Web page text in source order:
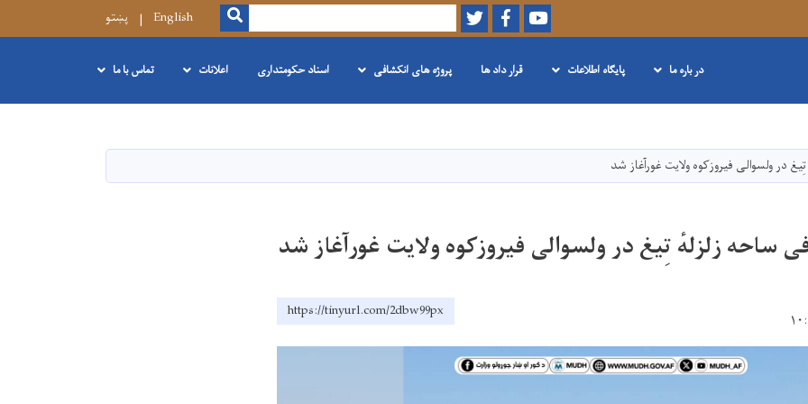
content
Youtube
Facebook
Twitter
Search
SEARCH
English پښتو
در باره ما پایگاه اطلاعات قرار داد ها پروژه های انکشافی اسناد حکومتداری اعلانات تماس با ما
در ولسوالی فیروزکوه ولایت غورآغاز شد
ساحه زلزلهٔ تِیغ در ولسوالی فیروزکوه ولایت غورآغاز شد
https://tinyurl.com/2dbw99px